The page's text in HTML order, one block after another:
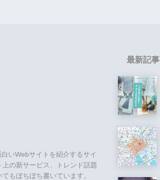
いWebサイトを紹介するサイ
上の新サービス、トレンド話題
もぼちぼち書いています。
最新記事